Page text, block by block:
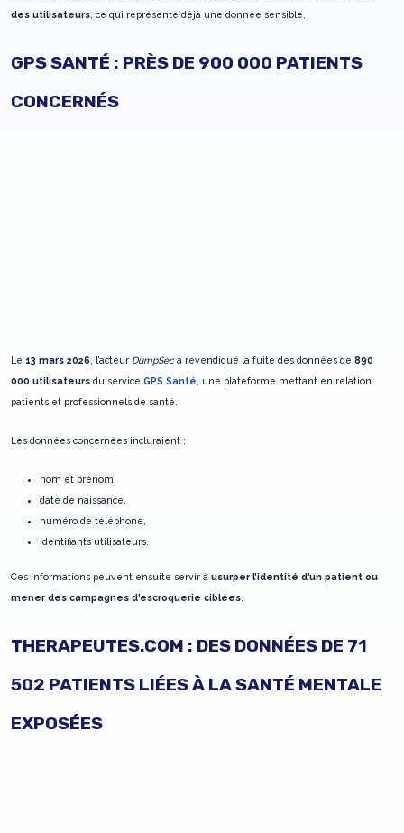
des utilisateurs , ce qui représente déjà une donnée sensible.
GPS SANTÉ : PRÈS DE 900 000 PATIENTS
CONCERNÉS
Le 13 mars 2026 , l’acteur DumpSeca revendiqué la fuite des données de 890
000 utilisateurs du service GPS Santé , une plateforme mettant en relation
patients et professionnels de santé.
Les données concernées incluraient :
nom et prénom,
date de naissance,
numéro de téléphone,
identifiants utilisateurs.
Ces informations peuvent ensuite servir à usurper l’identité d’un patient ou
mener des campagnes d’escroquerie ciblées
THERAPEUTES.COM : DES DONNÉES DE 71
502 PATIENTS LIÉES À LA SANTÉ MENTALE
EXPOSÉES